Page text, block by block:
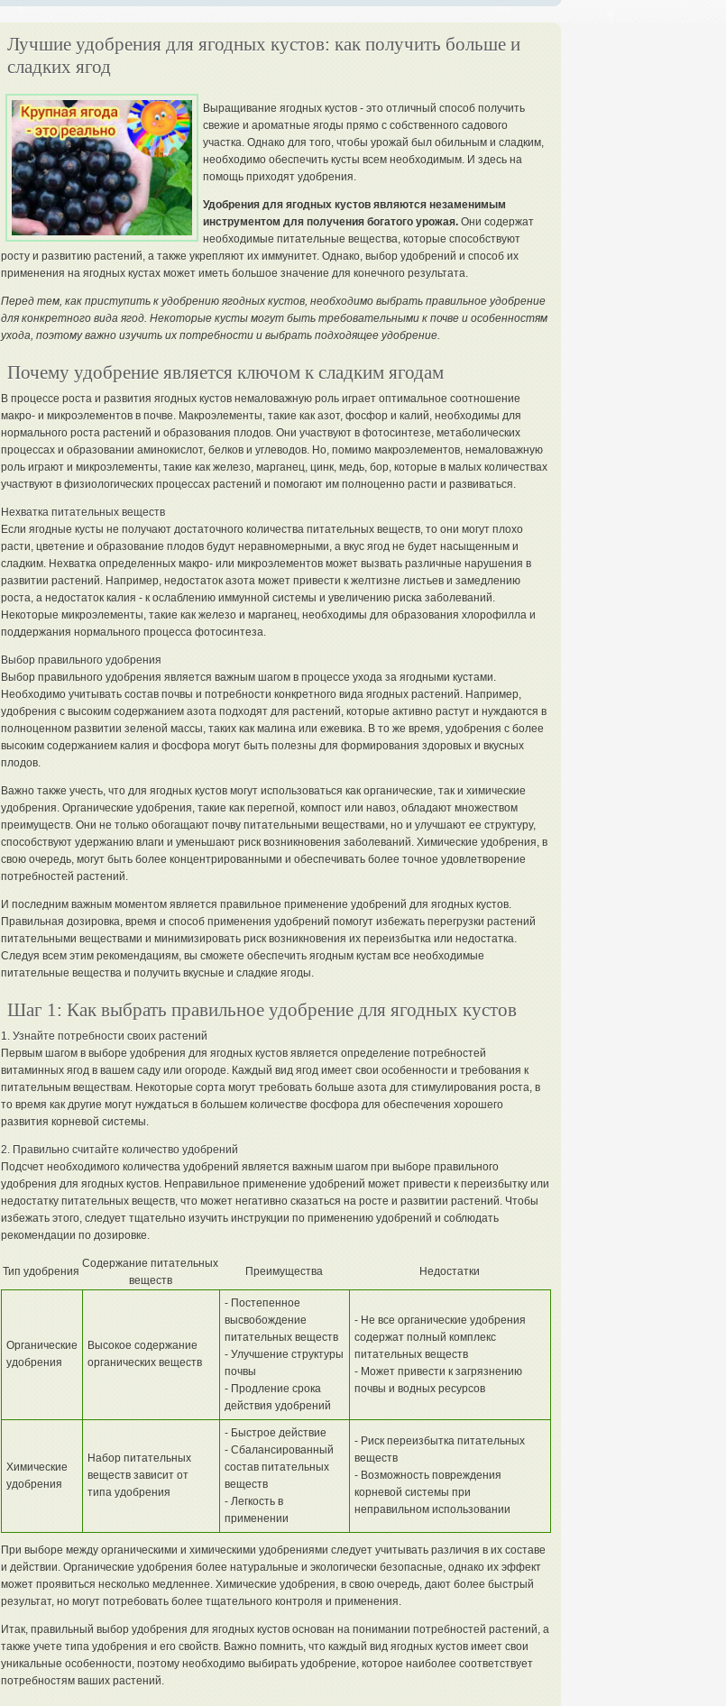
Лучшие удобрения для ягодных кустов: как получить больше и
сладких ягод
Выращивание ягодных кустов - это отличный способ получить
свежие и ароматные ягоды прямо с собственного садового
участка. Однако для того, чтобы урожай был обильным и сладким,
необходимо обеспечить кусты всем необходимым. И здесь на
помощь приходят удобрения.
Удобрения для ягодных кустов являются незаменимым
инструментом для получения богатого урожая.Они содержат
необходимые питательные вещества, которые способствуют
росту и развитию растений, а также укрепляют их иммунитет. Однако, выбор удобрений и способ их
применения на ягодных кустах может иметь большое значение для конечного результата.
Перед тем, как приступить к удобрению ягодных кустов, необходимо выбрать правильное удобрение
для конкретного вида ягод. Некоторые кусты могут быть требовательными к почве и особенностям
ухода, поэтому важно изучить их потребности и выбрать подходящее удобрение.
Почему удобрение является ключом к сладким ягодам
В процессе роста и развития ягодных кустов немаловажную роль играет оптимальное соотношение
макро- и микроэлементов в почве. Макроэлементы, такие как азот, фосфор и калий, необходимы для
нормального роста растений и образования плодов. Они участвуют в фотосинтезе, метаболических
процессах и образовании аминокислот, белков и углеводов. Но, помимо макроэлементов, немаловажную
роль играют и микроэлементы, такие как железо, марганец, цинк, медь, бор, которые в малых количествах
участвуют в физиологических процессах растений и помогают им полноценно расти и развиваться.
Нехватка питательных веществ
Если ягодные кусты не получают достаточного количества питательных веществ, то они могут плохо
расти, цветение и образование плодов будут неравномерными, а вкус ягод не будет насыщенным и
сладким. Нехватка определенных макро- или микроэлементов может вызвать различные нарушения в
развитии растений. Например, недостаток азота может привести к желтизне листьев и замедлению
роста, а недостаток калия - к ослаблению иммунной системы и увеличению риска заболеваний.
Некоторые микроэлементы, такие как железо и марганец, необходимы для образования хлорофилла и
поддержания нормального процесса фотосинтеза.
Выбор правильного удобрения
Выбор правильного удобрения является важным шагом в процессе ухода за ягодными кустами.
Необходимо учитывать состав почвы и потребности конкретного вида ягодных растений. Например,
удобрения с высоким содержанием азота подходят для растений, которые активно растут и нуждаются в
полноценном развитии зеленой массы, таких как малина или ежевика. В то же время, удобрения с более
высоким содержанием калия и фосфора могут быть полезны для формирования здоровых и вкусных
плодов.
Важно также учесть, что для ягодных кустов могут использоваться как органические, так и химические
удобрения. Органические удобрения, такие как перегной, компост или навоз, обладают множеством
преимуществ. Они не только обогащают почву питательными веществами, но и улучшают ее структуру,
способствуют удержанию влаги и уменьшают риск возникновения заболеваний. Химические удобрения, в
свою очередь, могут быть более концентрированными и обеспечивать более точное удовлетворение
потребностей растений.
И последним важным моментом является правильное применение удобрений для ягодных кустов.
Правильная дозировка, время и способ применения удобрений помогут избежать перегрузки растений
питательными веществами и минимизировать риск возникновения их переизбытка или недостатка.
Следуя всем этим рекомендациям, вы сможете обеспечить ягодным кустам все необходимые
питательные вещества и получить вкусные и сладкие ягоды.
Шаг 1: Как выбрать правильное удобрение для ягодных кустов
1. Узнайте потребности своих растений
Первым шагом в выборе удобрения для ягодных кустов является определение потребностей
витаминных ягод в вашем саду или огороде. Каждый вид ягод имеет свои особенности и требования к
питательным веществам. Некоторые сорта могут требовать больше азота для стимулирования роста, в
то время как другие могут нуждаться в большем количестве фосфора для обеспечения хорошего
развития корневой системы.
2. Правильно считайте количество удобрений
Подсчет необходимого количества удобрений является важным шагом при выборе правильного
удобрения для ягодных кустов. Неправильное применение удобрений может привести к переизбытку или
недостатку питательных веществ, что может негативно сказаться на росте и развитии растений. Чтобы
избежать этого, следует тщательно изучить инструкции по применению удобрений и соблюдать
рекомендации по дозировке.
Тип удобрения
Содержание питательных
веществ
Преимущества Недостатки
Органические
удобрения
Высокое содержание
органических веществ
- Постепенное
высвобождение
питательных веществ
- Улучшение структуры
почвы
- Продление срока
действия удобрений
- Не все органические удобрения
содержат полный комплекс
питательных веществ
- Может привести к загрязнению
почвы и водных ресурсов
Химические
удобрения
Набор питательных
веществ зависит от
типа удобрения
- Быстрое действие
- Сбалансированный
состав питательных
веществ
- Легкость в
применении
- Риск переизбытка питательных
веществ
- Возможность повреждения
корневой системы при
неправильном использовании
При выборе между органическими и химическими удобрениями следует учитывать различия в их составе
и действии. Органические удобрения более натуральные и экологически безопасные, однако их эффект
может проявиться несколько медленнее. Химические удобрения, в свою очередь, дают более быстрый
результат, но могут потребовать более тщательного контроля и применения.
Итак, правильный выбор удобрения для ягодных кустов основан на понимании потребностей растений, а
также учете типа удобрения и его свойств. Важно помнить, что каждый вид ягодных кустов имеет свои
уникальные особенности, поэтому необходимо выбирать удобрение, которое наиболее соответствует
потребностям ваших растений.